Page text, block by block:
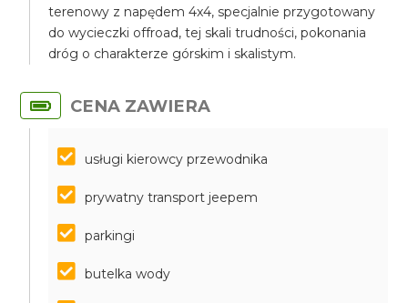
terenowy z napędem 4x4, specjalnie przygotowany
do wycieczki offroad, tej skali trudności, pokonania
dróg o charakterze górskim i skalistym.
CENA ZAWIERA
usługi kierowcy przewodnika
prywatny transport jeepem
parkingi
butelka wody